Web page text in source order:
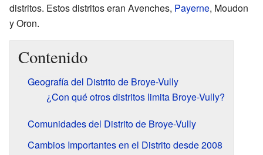
distritos. Estos distritos eran Avenches, Payerne, Moudon
y Oron.
Contenido
Geografía del Distrito de Broye-Vully
¿Con qué otros distritos limita Broye-Vully?
Comunidades del Distrito de Broye-Vully
Cambios Importantes en el Distrito desde 2008